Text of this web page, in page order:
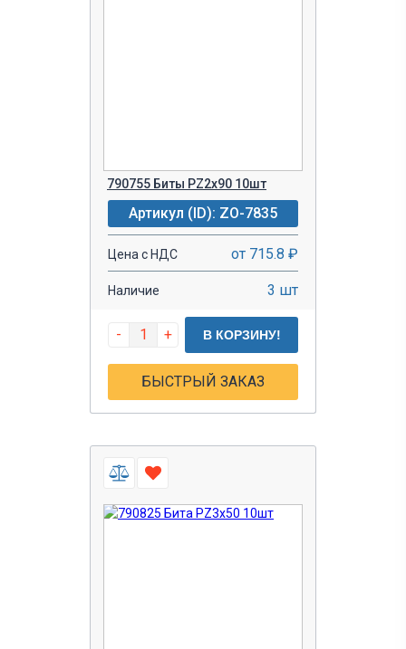
790755 Биты PZ2х90 10шт
Артикул (ID): ZO-7835
Цена с НДС от 715.8 ₽
Наличие 3 шт
- + В КОРЗИНУ!
БЫСТРЫЙ ЗАКАЗ